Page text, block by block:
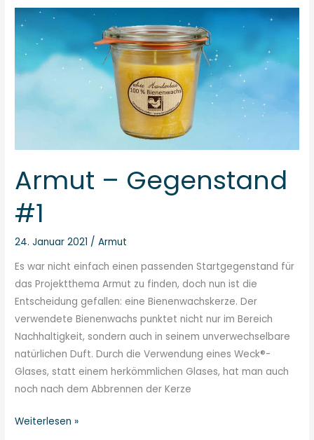
Armut – Gegenstand
#1
24. Januar 2021 /Armut
Es war nicht einfach einen passenden Startgegenstand für
das Projektthema Armut zu finden, doch nun ist die
Entscheidung gefallen: eine Bienenwachskerze. Der
verwendete Bienenwachs punktet nicht nur im Bereich
Nachhaltigkeit, sondern auch in seinem unverwechselbare
natürlichen Duft. Durch die Verwendung eines Weck®-
Glases, statt einem herkömmlichen Glases, hat man auch
noch nach dem Abbrennen der Kerze
Armut
Gegenstand
#1
Weiterlesen »